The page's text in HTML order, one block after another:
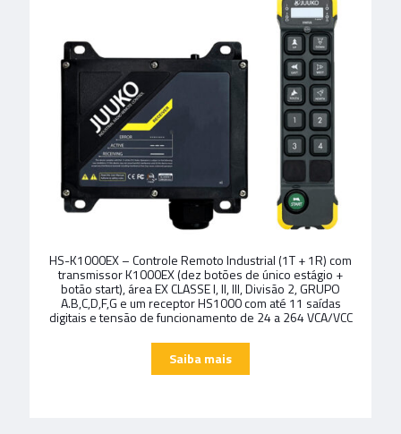
HS-K1000EX – Controle Remoto Industrial (1T + 1R) com
transmissor K1000EX (dez botões de único estágio +
botão start), área EX CLASSE I, II, III, Divisão 2, GRUPO
A.B,C,D,F,G e um receptor HS1000 com até 11 saídas
digitais e tensão de funcionamento de 24 a 264 VCA/VCC